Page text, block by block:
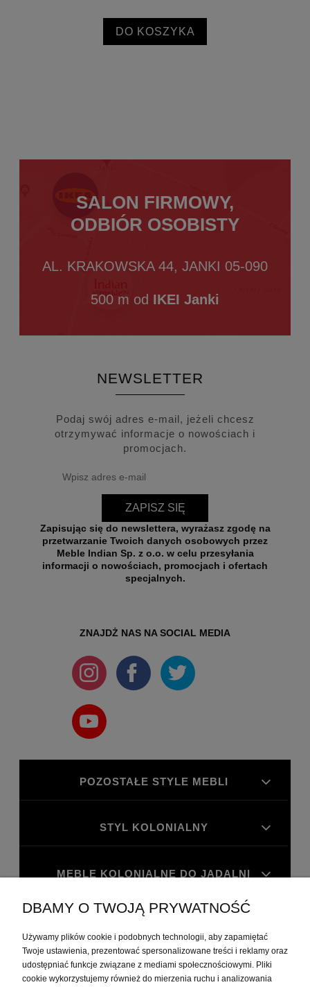
DO KOSZYKA
SALON FIRMOWY,
ODBIÓR OSOBISTY
AL. KRAKOWSKA 44, JANKI 05-090
500 m od IKEI Janki
NEWSLETTER
Podaj swój adres e-mail, jeżeli chcesz
otrzymywać informacje o nowościach i
promocjach.
ZAPISZ SIĘ
Zapisując się do newslettera, wyrażasz zgodę na
przetwarzanie Twoich danych osobowych przez
Meble Indian Sp. z o.o. w celu przesyłania
informacji o nowościach, promocjach i ofertach
specjalnych.
ZNAJDŻ NAS NA SOCIAL MEDIA
POZOSTAŁE STYLE MEBLI
STYL KOLONIALNY
MEBLE KOLONIALNE DO JADALNI
MEBLE KOLONIALNE DO GABINETU
MOJE KONTO
DBAMY O TWOJĄ PRYWATNOŚĆ
Używamy plików cookie i podobnych technologii, aby zapamiętać
Twoje ustawienia, prezentować spersonalizowane treści i reklamy oraz
udostępniać funkcje związane z mediami społecznościowymi. Pliki
cookie wykorzystujemy również do mierzenia ruchu i analizowania